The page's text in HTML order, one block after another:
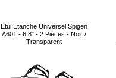
Étui Étanche Universel Spigen
A601 - 6.8" - 2 Pièces - Noir /
Transparent